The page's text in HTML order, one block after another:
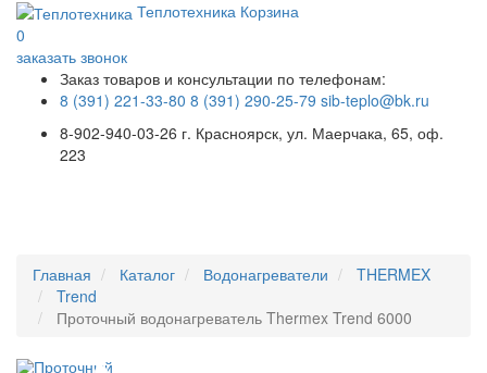
Теплотехника Корзина
0
заказать звонок
Заказ товаров и консультации по телефонам:
8 (391) 221-33-80 8 (391) 290-25-79 sib-teplo@bk.ru
8-902-940-03-26 г. Красноярск, ул. Маерчака, 65, оф.
223
Главная Каталог Водонагреватели
THERMEX
Trend
Проточный водонагреватель Thermex Trend 6000